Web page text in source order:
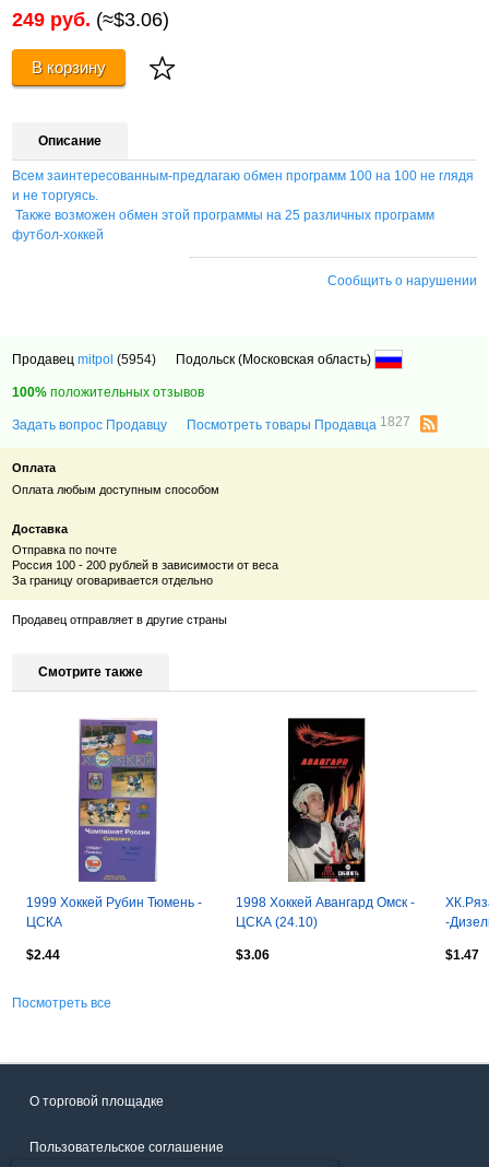
249 руб. (≈$3.06)
В корзину
Описание
Всем заинтересованным-предлагаю обмен программ 100 на 100 не глядя
и не торгуясь.
Также возможен обмен этой программы на 25 различных программ
футбол-хоккей
Сообщить о нарушении
Продавецmitpol (5954) Подольск (Московская область)
100% положительных отзывов
Задать вопрос Продавцу Посмотреть товары Продавца 1827
Оплата
Оплата любым доступным способом
Доставка
Отправка по почте
Россия 100 - 200 рублей в зависимости от веса
За границу оговаривается отдельно
Продавец отправляет в другие страны
Смотрите также
1999 Хоккей Рубин Тюмень -
ЦСКА
$2.44
1998 Хоккей Авангард Омск -
ЦСКА (24.10)
$3.06
-
$1.47
Посмотреть все
О торговой площадке
Пользовательское соглашение